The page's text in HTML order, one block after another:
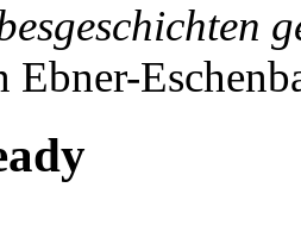
Ebner-